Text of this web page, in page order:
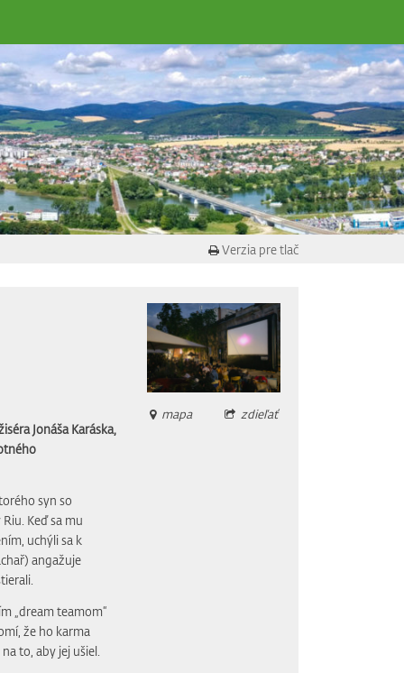
Verzia pre tlač
Jonáša Karáska,
syn so
Keď sa mu
uchýli sa k
angažuje
„dream teamom“
že ho karma
to, aby jej ušiel.
mapa zdieľať